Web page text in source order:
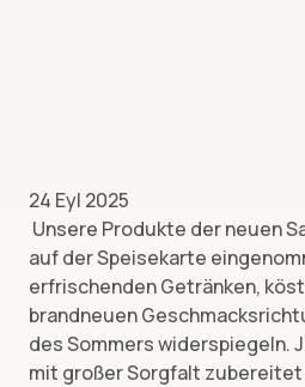
24 Eyl 2025
Unsere Produkte der neuen
auf der Speisekarte
erfrischenden Getränken,
brandneuen
des Sommers widerspiegeln.
mit großer Sorgfalt zubereitet